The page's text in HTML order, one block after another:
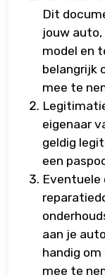
Dit
jouw
model en
belangrijk
mee te
eigenaar
geldig
een
Eventuele
aan je
handig
mee te